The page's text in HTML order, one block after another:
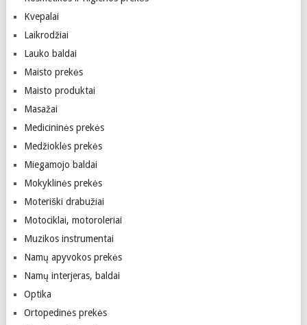
Kvepalai
Laikrodžiai
Lauko baldai
Maisto prekės
Maisto produktai
Masažai
Medicininės prekės
Medžioklės prekės
Miegamojo baldai
Mokyklinės prekės
Moteriški drabužiai
Motociklai, motoroleriai
Muzikos instrumentai
Namų apyvokos prekės
Namų interjeras, baldai
Optika
Ortopedinės prekės